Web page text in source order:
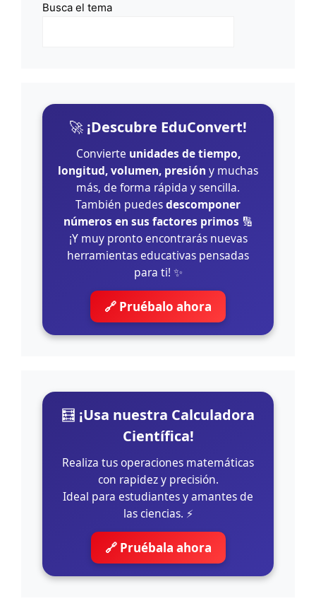
Busca el tema
🚀 ¡Descubre EduConvert!
Convierte unidades de tiempo,
longitud, volumen, presión y muchas
más, de forma rápida y sencilla.
También puedesdescomponer
números en sus factores primos 🔢
¡Y muy pronto encontrarás nuevas
herramientas educativas pensadas
para ti! ✨
🔗 Pruébalo ahora
🧮 ¡Usa nuestra Calculadora
Científica!
Realiza tus operaciones matemáticas
con rapidez y precisión.
Ideal para estudiantes y amantes de
las ciencias. ⚡
🔗 Pruébala ahora